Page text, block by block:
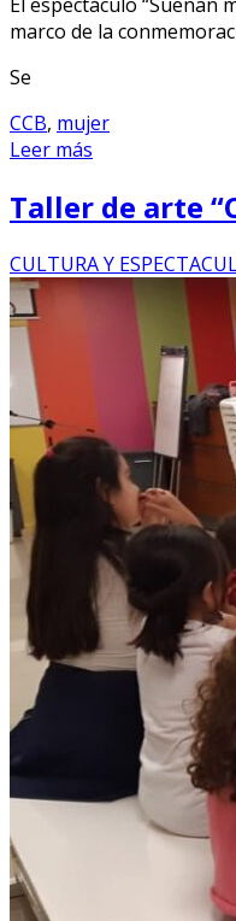
marco de la
Se
CCB, mujer
Leer más
Taller de arte
CULTURA Y